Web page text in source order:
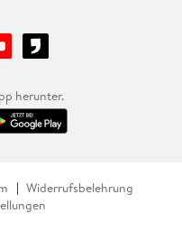
herunter.
Widerrufsbelehrung